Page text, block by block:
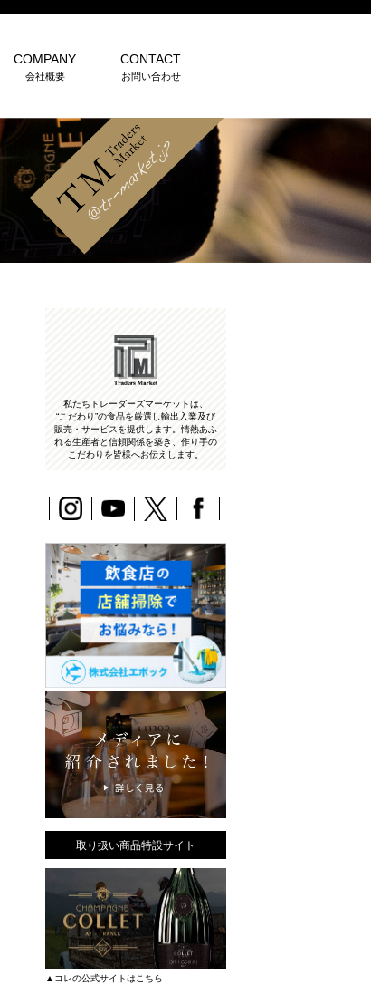
COMPANY
会社概要
CONTACT
お問い合わせ
私たちトレーダーズマーケットは、
“こだわり”の食品を厳選し輸出入業及び
販売・サービスを提供します。情熱あふ
れる生産者と信頼関係を築き、作り手の
こだわりを皆様へお伝えします。
取り扱い商品特設サイト
▲コレの公式サイトはこちら